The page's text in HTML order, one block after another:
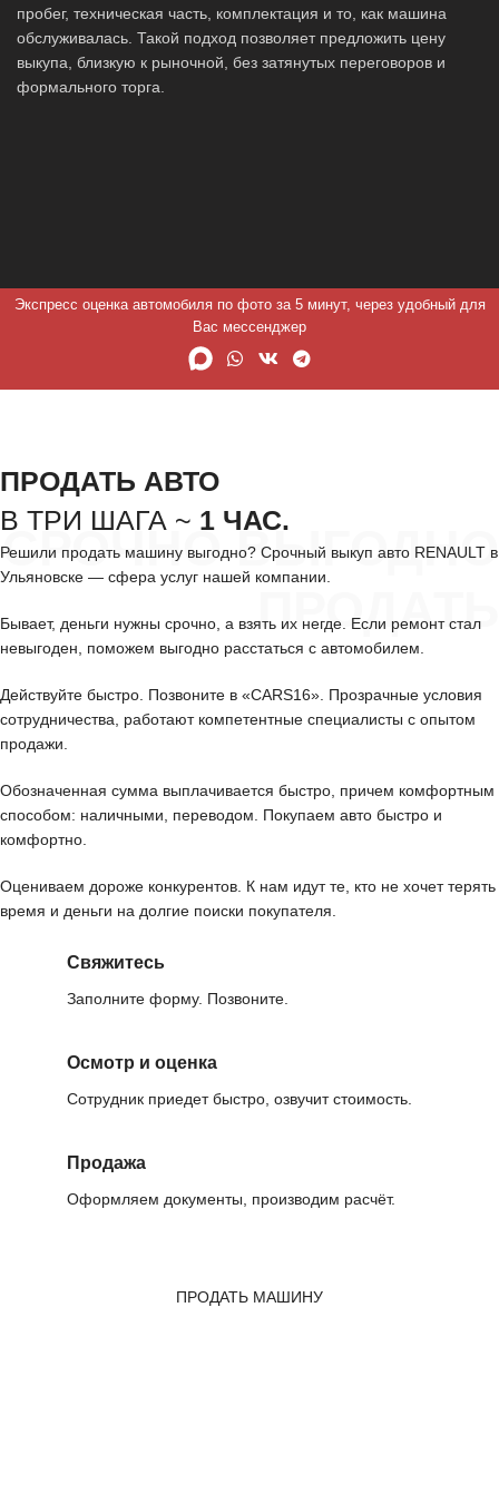
пробег, техническая часть, комплектация и то, как машина
обслуживалась. Такой подход позволяет предложить цену
выкупа, близкую к рыночной, без затянутых переговоров и
формального торга.
Экспресс оценка автомобиля по фото за 5 минут, через удобный для
Вас мессенджер
СРОЧНО ВЫГОДНО
ПРОДАТЬ
ПРОДАТЬ АВТО
В ТРИ ШАГА ~ 1 ЧАС.
Решили продать машину выгодно? Срочный выкуп авто RENAULT в
Ульяновске — сфера услуг нашей компании.
Бывает, деньги нужны срочно, а взять их негде. Если ремонт стал
невыгоден, поможем выгодно расстаться с автомобилем.
Действуйте быстро. Позвоните в «CARS16». Прозрачные условия
сотрудничества, работают компетентные специалисты с опытом
продажи.
Обозначенная сумма выплачивается быстро, причем комфортным
способом: наличными, переводом. Покупаем авто быстро и
комфортно.
Оцениваем дороже конкурентов. К нам идут те, кто не хочет терять
время и деньги на долгие поиски покупателя.
Свяжитесь
Заполните форму. Позвоните.
Осмотр и оценка
Сотрудник приедет быстро, озвучит стоимость.
Продажа
Оформляем документы, производим расчёт.
ПРОДАТЬ МАШИНУ